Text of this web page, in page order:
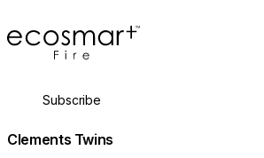
EcoSmart Fire
À propos
Professionnels
Subscribe
Clements Twins